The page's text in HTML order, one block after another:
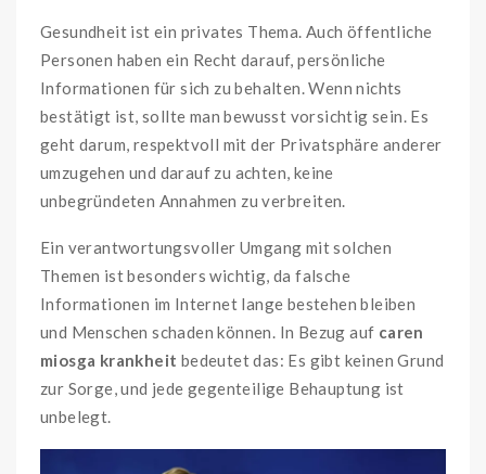
Gesundheit ist ein privates Thema. Auch öffentliche
Personen haben ein Recht darauf, persönliche
Informationen für sich zu behalten. Wenn nichts
bestätigt ist, sollte man bewusst vorsichtig sein. Es
geht darum, respektvoll mit der Privatsphäre anderer
umzugehen und darauf zu achten, keine
unbegründeten Annahmen zu verbreiten.
Ein verantwortungsvoller Umgang mit solchen
Themen ist besonders wichtig, da falsche
Informationen im Internet lange bestehen bleiben
und Menschen schaden können. In Bezug auf caren
miosga krankheit bedeutet das: Es gibt keinen Grund
zur Sorge, und jede gegenteilige Behauptung ist
unbelegt.